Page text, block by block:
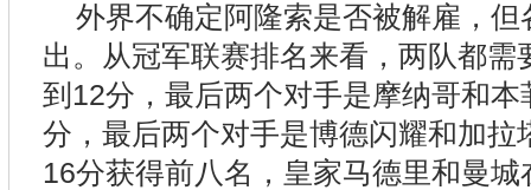
外界不确定阿隆索是否被解雇，
出。从冠军联赛排名来看，两队都需
到12分，最后两个对手是摩纳哥和
分，最后两个对手是博德闪耀和加拉
16分获得前八名，皇家马德里和曼